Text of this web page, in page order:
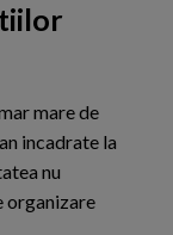
mare de
incadrate la
nu
organizare